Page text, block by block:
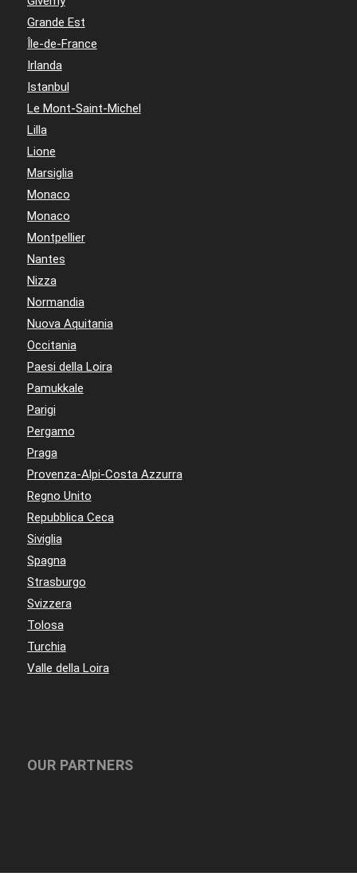
Grande Est
Île-de-France
Irlanda
Istanbul
Le Mont-Saint-Michel
Lilla
Lione
Marsiglia
Monaco
Monaco
Montpellier
Nantes
Nizza
Normandia
Nuova Aquitania
Occitania
Paesi della Loira
Pamukkale
Parigi
Pergamo
Praga
Provenza-Alpi-Costa Azzurra
Regno Unito
Repubblica Ceca
Siviglia
Spagna
Strasburgo
Svizzera
Tolosa
Turchia
Valle della Loira
OUR PARTNERS